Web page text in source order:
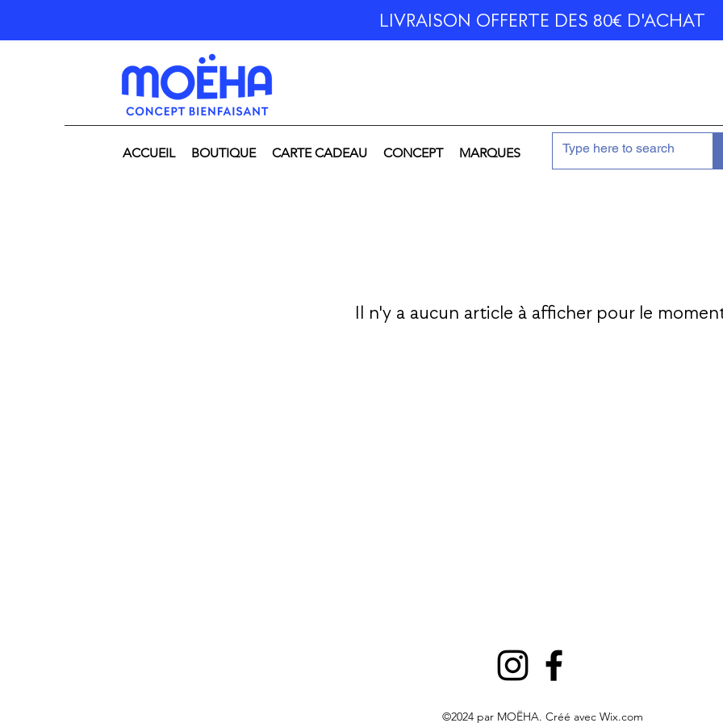
LIVRAISON OFFERTE DES 80€ D'ACHAT
ACCUEIL BOUTIQUE CARTE CADEAU CONCEPT MARQUES
Il n'y a aucun article à afficher pour le
©2024 par MOËHA. Créé avec Wix.com